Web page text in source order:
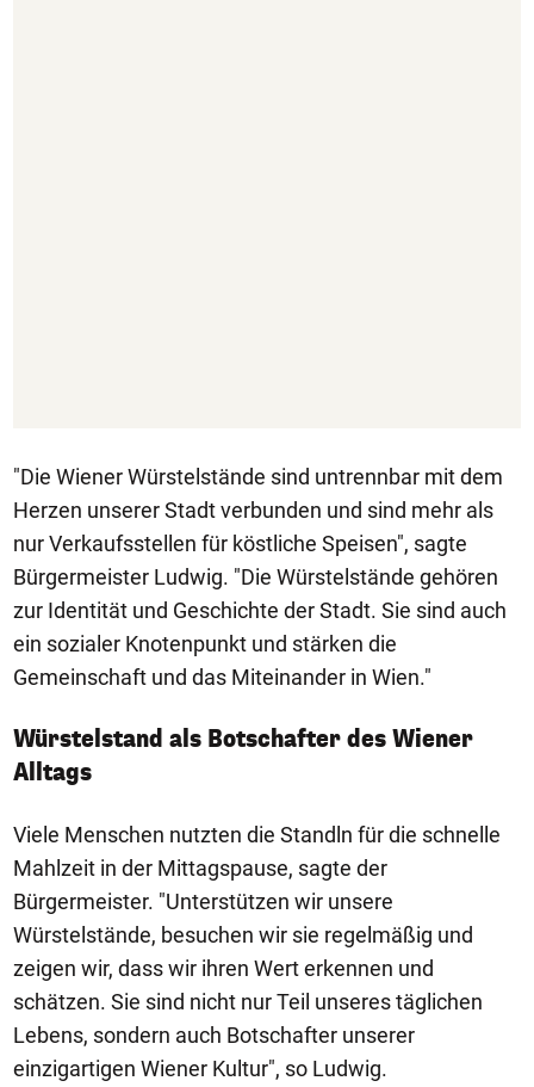
"Die Wiener Würstelstände sind untrennbar mit dem
Herzen unserer Stadt verbunden und sind mehr als
nur Verkaufsstellen für köstliche Speisen", sagte
Bürgermeister Ludwig. "Die Würstelstände gehören
zur Identität und Geschichte der Stadt. Sie sind auch
ein sozialer Knotenpunkt und stärken die
Gemeinschaft und das Miteinander in Wien."
Würstelstand als Botschafter des Wiener
Alltags
Viele Menschen nutzten die Standln für die schnelle
Mahlzeit in der Mittagspause, sagte der
Bürgermeister. "Unterstützen wir unsere
Würstelstände, besuchen wir sie regelmäßig und
zeigen wir, dass wir ihren Wert erkennen und
schätzen. Sie sind nicht nur Teil unseres täglichen
Lebens, sondern auch Botschafter unserer
einzigartigen Wiener Kultur", so Ludwig.